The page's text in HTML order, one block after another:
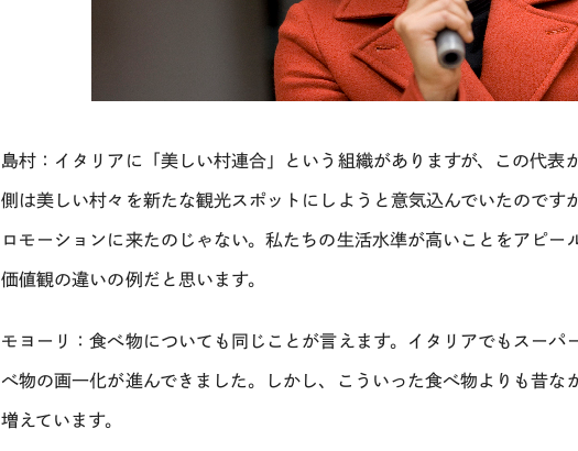
島村：イタリアに「美しい村連合」という組織がありますが、この代表
側は美しい村々を新たな観光スポットにしようと意気込んでいたのです
ロモーションに来たのじゃない。私たちの生活水準が高いことをアピー
価値観の違いの例だと思います。
モヨーリ：食べ物についても同じことが言えます。イタリアでもスーパ
べ物の画一化が進んできました。しかし、こういった食べ物よりも昔な
増えています。